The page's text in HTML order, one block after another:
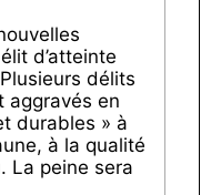
d’atteinte
délits
aggravés en
durables » à
à la qualité
La peine sera